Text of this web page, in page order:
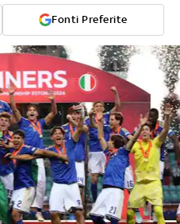
Fonti Preferite